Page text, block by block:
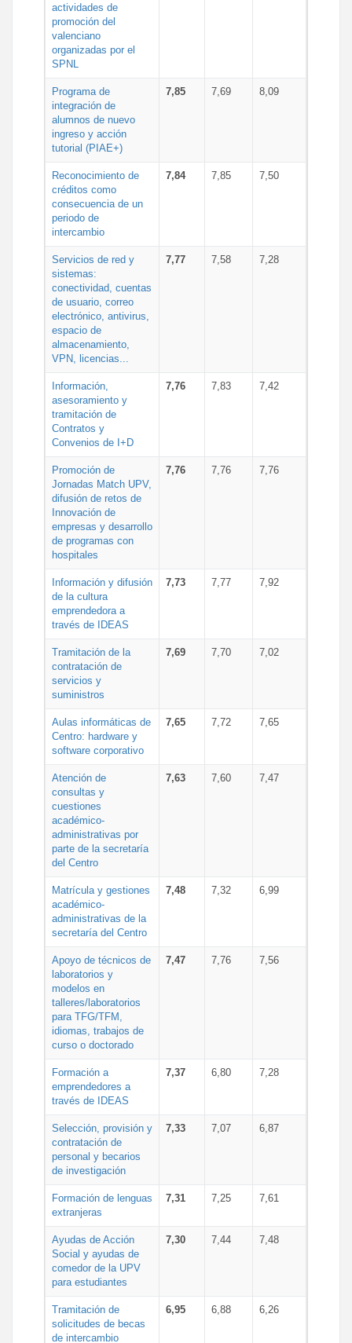
actividades de
promoción del
valenciano
organizadas por el
SPNL
Programa de
integración de
alumnos de nuevo
ingreso y acción
tutorial (PIAE+)
7,85 7,69 8,09
Reconocimiento de
créditos como
consecuencia de un
periodo de
intercambio
7,84 7,85 7,50
Servicios de red y
sistemas:
conectividad, cuentas
de usuario, correo
electrónico, antivirus,
espacio de
almacenamiento,
VPN, licencias...
7,77 7,58 7,28
Información,
asesoramiento y
tramitación de
Contratos y
Convenios de I+D
7,76 7,83 7,42
Promoción de
Jornadas Match UPV,
difusión de retos de
Innovación de
empresas y desarrollo
de programas con
hospitales
7,76 7,76 7,76
Información y difusión
de la cultura
emprendedora a
través de IDEAS
7,73 7,77 7,92
Tramitación de la
contratación de
servicios y
suministros
7,69 7,70 7,02
Aulas informáticas de
Centro: hardware y
software corporativo
7,65 7,72 7,65
Atención de
consultas y
cuestiones
académico-
administrativas por
parte de la secretaría
del Centro
7,63 7,60 7,47
Matrícula y gestiones
académico-
administrativas de la
secretaría del Centro
7,48 7,32 6,99
Apoyo de técnicos de
laboratorios y
modelos en
talleres/laboratorios
para TFG/TFM,
idiomas, trabajos de
curso o doctorado
7,47 7,76 7,56
Formación a
emprendedores a
través de IDEAS
7,37 6,80 7,28
Selección, provisión y
contratación de
personal y becarios
de investigación
7,33 7,07 6,87
Formación de lenguas
extranjeras
7,31 7,25 7,61
Ayudas de Acción
Social y ayudas de
comedor de la UPV
para estudiantes
7,30 7,44 7,48
Tramitación de
solicitudes de becas
de intercambio
6,95 6,88 6,26